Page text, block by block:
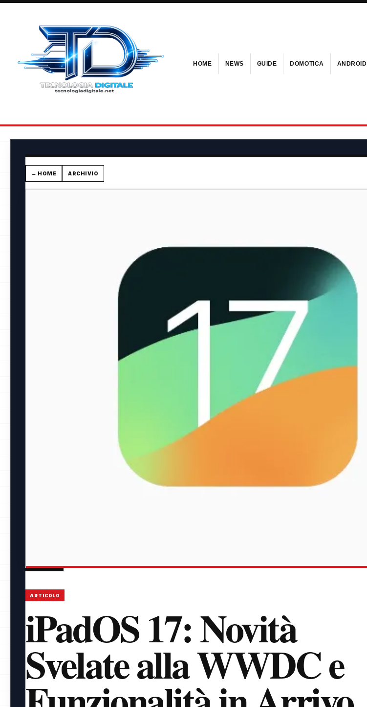
HOME NEWS GUIDE DOMOTICA ANDROID
← HOME ARCHIVIO
ARTICOLO
iPadOS 17: Novità
Svelate alla WWDC e